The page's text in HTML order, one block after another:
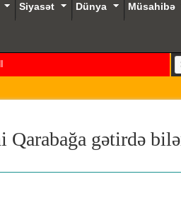
Siyasət Dünya Müsahibə
Qarabağa gətirdə